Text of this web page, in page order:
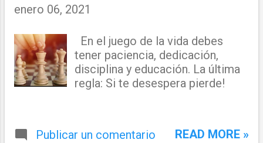
enero 06, 2021
En el juego de la vida debes
tener paciencia, dedicación,
disciplina y educación. La última
regla: Si te desespera pierde!
Publicar un comentario READ MORE »